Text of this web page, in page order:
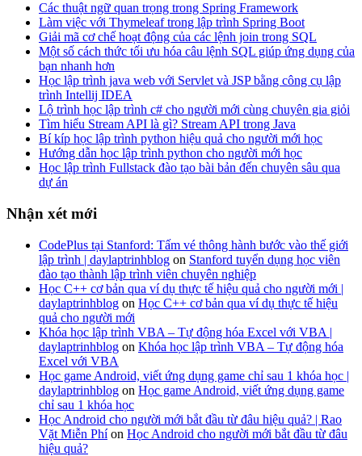
Các thuật ngữ quan trọng trong Spring Framework
Làm việc với Thymeleaf trong lập trình Spring Boot
Giải mã cơ chế hoạt động của các lệnh join trong SQL
Một số cách thức tối ưu hóa câu lệnh SQL giúp ứng dụng của
bạn nhanh hơn
Học lập trình java web với Servlet và JSP bằng công cụ lập
trình Intellij IDEA
Lộ trình học lập trình c# cho người mới cùng chuyên gia giỏi
Tìm hiểu Stream API là gì? Stream API trong Java
Bí kíp học lập trình python hiệu quả cho người mới học
Hướng dẫn học lập trình python cho người mới học
Học lập trình Fullstack đào tạo bài bản đến chuyên sâu qua
dự án
Nhận xét mới
CodePlus tại Stanford: Tấm vé thông hành bước vào thế giới
lập trình | daylaptrinhblog on Stanford tuyển dụng học viên
đào tạo thành lập trình viên chuyên nghiệp
Học C++ cơ bản qua ví dụ thực tế hiệu quả cho người mới |
daylaptrinhblog on Học C++ cơ bản qua ví dụ thực tế hiệu
quả cho người mới
Khóa học lập trình VBA – Tự động hóa Excel với VBA |
daylaptrinhblog on Khóa học lập trình VBA – Tự động hóa
Excel với VBA
Học game Android, viết ứng dụng game chỉ sau 1 khóa học |
daylaptrinhblog on Học game Android, viết ứng dụng game
chỉ sau 1 khóa học
Học Android cho người mới bắt đầu từ đâu hiệu quả? | Rao
Vặt Miễn Phíon Học Android cho người mới bắt đầu từ đâu
hiệu quả?